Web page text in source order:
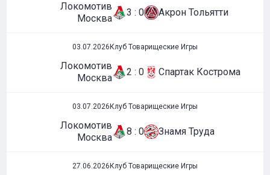
Локомотив
Москва
3 : 0 Акрон Тольятти
03.07.2026 Клуб Товарищеские Игры
Локомотив
Москва
2 : 0 Спартак Кострома
03.07.2026 Клуб Товарищеские Игры
Локомотив
Москва
8 : 0 Знамя Труда
27.06.2026 Клуб Товарищеские Игры